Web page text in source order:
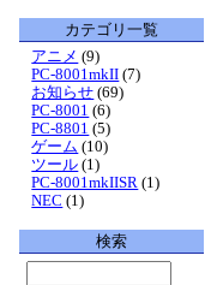
カテゴリ一覧
アニメ (9)
PC-8001mkII (7)
お知らせ (69)
PC-8001 (6)
PC-8801 (5)
ゲーム (10)
ツール (1)
PC-8001mkIISR (1)
NEC (1)
検索